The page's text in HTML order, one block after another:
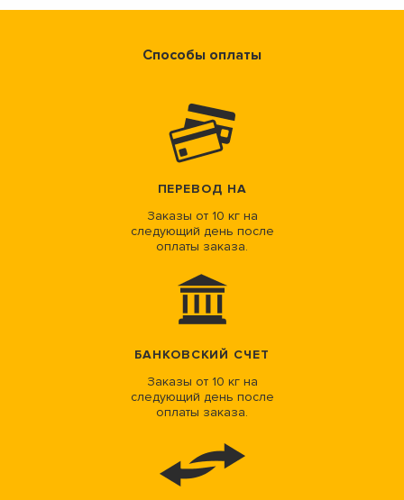
Способы оплаты
ПЕРЕВОД НА
Заказы от 10 кг на
следующий день после
оплаты заказа.
БАНКОВСКИЙ СЧЕТ
Заказы от 10 кг на
следующий день после
оплаты заказа.